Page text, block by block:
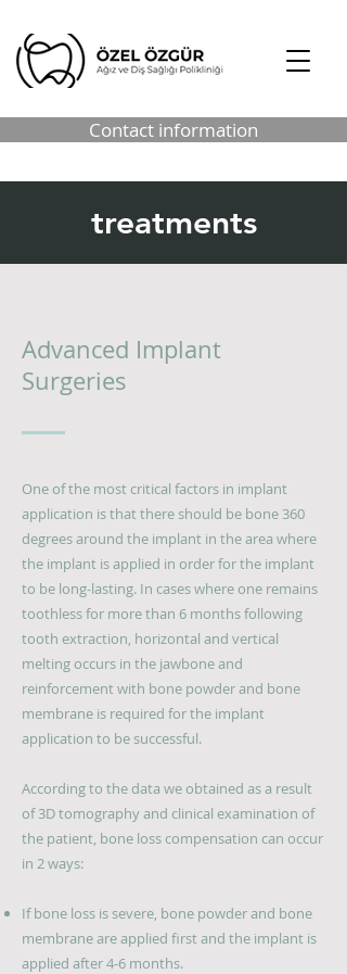
Contact information
treatments
Advanced Implant
Surgeries
One of the most critical factors in implant
application is that there should be bone 360
degrees around the implant in the area where
the implant is applied in order for the implant
to be long-lasting. In cases where one remains
toothless for more than 6 months following
tooth extraction, horizontal and vertical
melting occurs in the jawbone and
reinforcement with bone powder and bone
membrane is required for the implant
application to be successful.
According to the data we obtained as a result
of 3D tomography and clinical examination of
the patient, bone loss compensation can occur
in 2 ways:
If bone loss is severe, bone powder and bone
membrane are applied first and the implant is
applied after 4-6 months.